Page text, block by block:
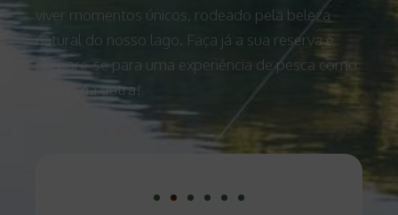
viver momentos únicos, rodeado pela beleza
natural do nosso lago. Faça já a sua reserva e
prepare-se para uma experiência de pesca como
nenhuma outra!